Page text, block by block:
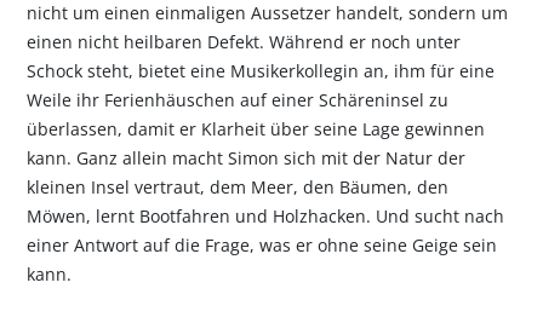
nicht um einen einmaligen Aussetzer handelt, sondern um
einen nicht heilbaren Defekt. Während er noch unter
Schock steht, bietet eine Musikerkollegin an, ihm für eine
Weile ihr Ferienhäuschen auf einer Schäreninsel zu
überlassen, damit er Klarheit über seine Lage gewinnen
kann. Ganz allein macht Simon sich mit der Natur der
kleinen Insel vertraut, dem Meer, den Bäumen, den
Möwen, lernt Bootfahren und Holzhacken. Und sucht nach
einer Antwort auf die Frage, was er ohne seine Geige sein
kann.